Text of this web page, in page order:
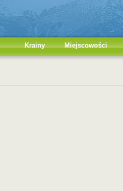
Krainy Miejscowości